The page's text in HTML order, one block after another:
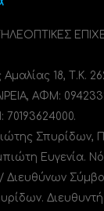
18, Τ.Κ.
ΑΦΜ:
Σπυρίδων,
Ευγενία.